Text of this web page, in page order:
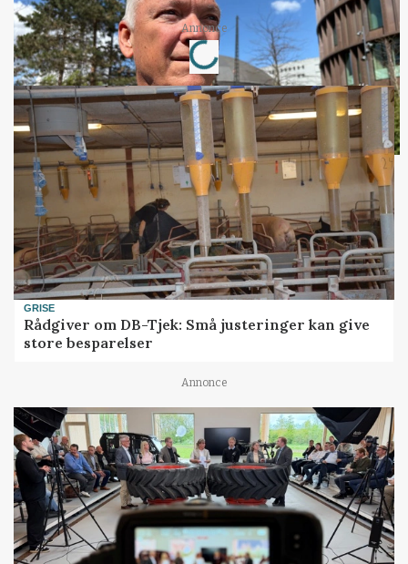
Annonce
Loading...
GRISE
Rådgiver om DB-Tjek: Små justeringer kan give
store besparelser
Annonce